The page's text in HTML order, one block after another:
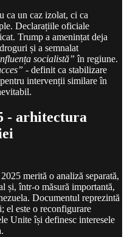
ca un caz izolat, ci ca
Declarațiile oficiale
Trump a amenințat deja
și a semnalat
socialistă” în regiune.
- definit ca stabilizare
intervenții similare în
- arhitectura
merită o analiză separată,
și, într-o măsură importantă,
Documentul reprezintă
el este o reconfigurare
Unite își definesc interesele